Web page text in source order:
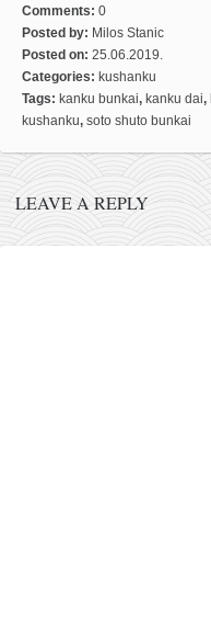
kihon
naihanchi
kushanku
temashiwari
kobudo
nunchaku
Comments: 0
Posted by: Milos Stanic
Posted on: 25.06.2019.
Categories: kushanku
Tags: kanku bunkai, kanku dai,
kushanku, soto shuto bunkai
LEAVE A REPLY